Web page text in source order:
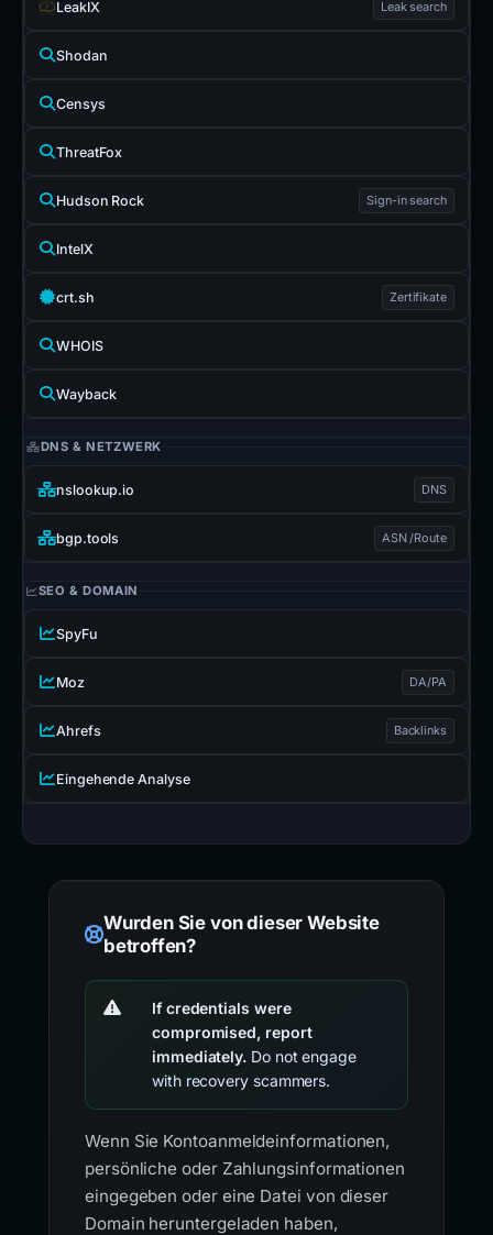
LeakIX Leak search
Shodan
Censys
ThreatFox
Hudson Rock Sign-in search
IntelX
crt.sh Zertifikate
WHOIS
Wayback
DNS & NETZWERK
nslookup.io DNS
bgp.tools ASN /Route
SEO & DOMAIN
SpyFu
Moz DA/PA
Ahrefs Backlinks
Eingehende Analyse
Wurden Sie von dieser Website
betroffen?
If credentials were
compromised, report
immediately. Do not engage
with recovery scammers.
Wenn Sie Kontoanmeldeinformationen,
persönliche oder Zahlungsinformationen
eingegeben oder eine Datei von dieser
Domain heruntergeladen haben,